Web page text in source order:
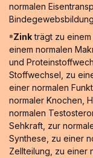
normalen
⁸Zinkträgt zu
einem normalen
und
Stoffwechsel, zu
einer normalen
normaler Knochen,
normalen
Sehkraft, zur
Synthese, zu einer
Zellteilung, zu einer